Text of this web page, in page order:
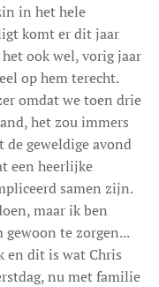
in het hele
komt er dit jaar
ook wel, vorig jaar
op hem terecht.
omdat we toen drie
het zou immers
geweldige avond
een heerlijke
samen zijn.
maar ik ben
te zorgen...
en dit is wat Chris
nu met familie